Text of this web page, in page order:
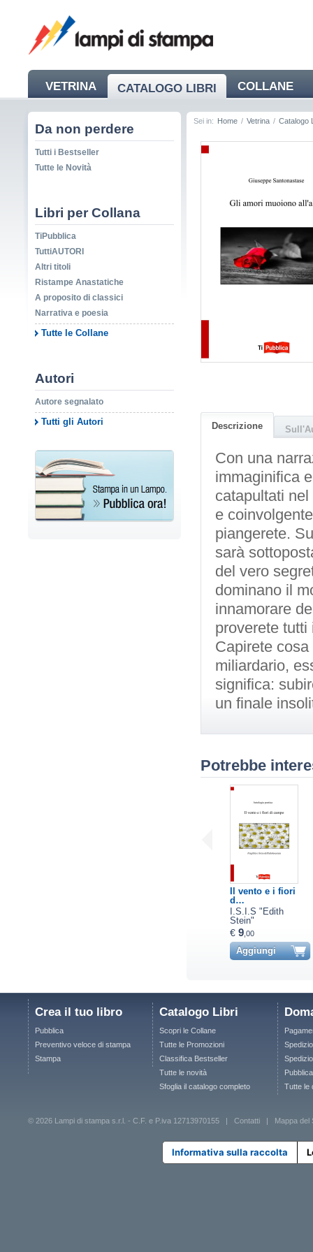
VETRINA CATALOGO LIBRI COLLANE
NEWS
Da non perdere
Tutti i Bestseller
Tutte le Novità
Libri per Collana
TiPubblica
TuttiAUTORI
Altri titoli
Ristampe Anastatiche
A proposito di classici
Narrativa e poesia
Tutte le Collane
Autori
Autore segnalato
Tutti gli Autori
Sei in: Home / Vetrina / Catalogo
Descrizione
Con una
immaginifica
catapultati
e
piangerete.
sarà
del vero
dominano il
innamorare
proverete
Capirete
miliardario,
significa:
un finale
Potrebbe
Il vento e i fiori
d…
I.S.I.S "Edith
Stein"
€ 9,00
Aggiungi
Crea il tuo libro
Pubblica
Preventivo veloce di stampa
Stampa
Catalogo Libri
Scopri le Collane
Tutte le Promozioni
Classifica Bestseller
Tutte le novità
Sfoglia il catalogo completo
Tutte le
© 2026 Lampi di stampa s.r.l. - C.F. e P.iva 12713970155 | Contatti Mappa del
Informativa sulla raccolta